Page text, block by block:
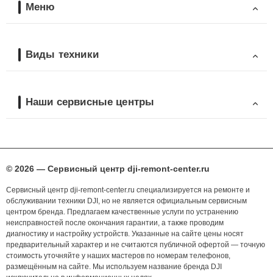
Меню
Виды техники
Наши сервисные центры
© 2026 — Сервисный центр dji-remont-center.ru
Сервисный центр dji-remont-center.ru специализируется на ремонте и
обслуживании техники DJI, но не является официальным сервисным
центром бренда. Предлагаем качественные услуги по устранению
неисправностей после окончания гарантии, а также проводим
диагностику и настройку устройств. Указанные на сайте цены носят
предварительный характер и не считаются публичной офертой — точную
стоимость уточняйте у наших мастеров по номерам телефонов,
размещённым на сайте. Мы используем название бренда DJI